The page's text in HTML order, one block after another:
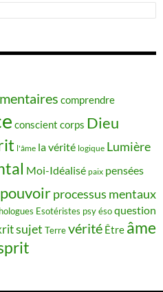
comprendre
conscient corps Dieu
l'âme la vérité logique Lumière
Moi-Idéalisé paix pensées
pouvoirprocessus mentaux
Esotéristes psy ésoquestion
sujet Terrevérité Être âme